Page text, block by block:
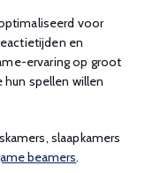
voor
en
ervaring op groot
spellen willen
slaapkamers
beamers.